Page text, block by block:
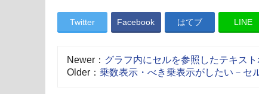
Twitter Facebook はてブ LINE
Newer： グラフ内にセルを参照したテキス
Older： 乗数表示・べき乗表示がしたい－セ